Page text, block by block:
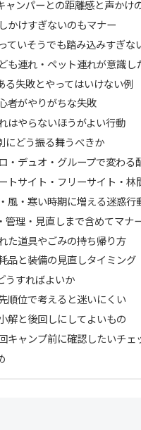
ャンパーとの距離感と声かけ
かけすぎないのもマナー
ていそうでも踏み込みすぎな
も連れ・ペット連れが意識し
る失敗とやってはいけない例
者がやりがちな失敗
はやらないほうがよい行動
にどう振る舞うべきか
・デュオ・グループで変わる
トサイト・フリーサイト・林
風・寒い時期に増える迷惑行
管理・見直しまで含めてマナ
た道具やごみの持ち帰り方
品と装備の見直しタイミング
うすればよいか
順位で考えると迷いにくい
解と後回しにしてよいもの
キャンプ前に確認したいチェ